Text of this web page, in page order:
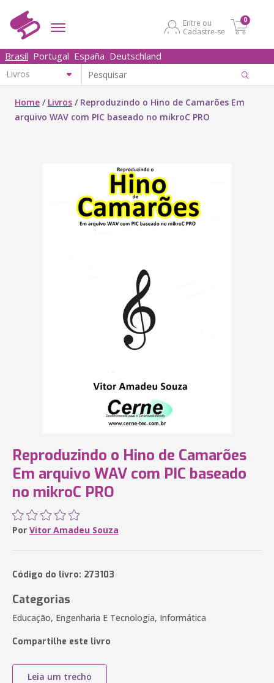
Entre ou
Cadastre-se
0
Brasil Portugal España Deutschland
Home / Livros / Reproduzindo o Hino de Camarões‎ Em
arquivo WAV com PIC baseado no mikroC PRO
Reproduzindo o Hino de Camarões‎
Em arquivo WAV com PIC baseado
no mikroC PRO
Por Vitor Amadeu Souza
Código do livro: 273103
Categorias
Educação, Engenharia E Tecnologia, Informática
Compartilhe este livro
Leia um trecho